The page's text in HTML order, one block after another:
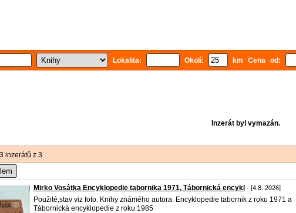
Lokalita: Okolí: km Cena od:
Inzerát byl vymazán.
inzerátů z 3
Mirko Vosátka Encyklopedie tabornika 1971, Tábornická encykl - [4.8. 2026]
Použité,stav viz foto. Knihy známého autora. Encyklopedie tabornik z roku 1971 a
Tábornická encyklopedie z roku 1985